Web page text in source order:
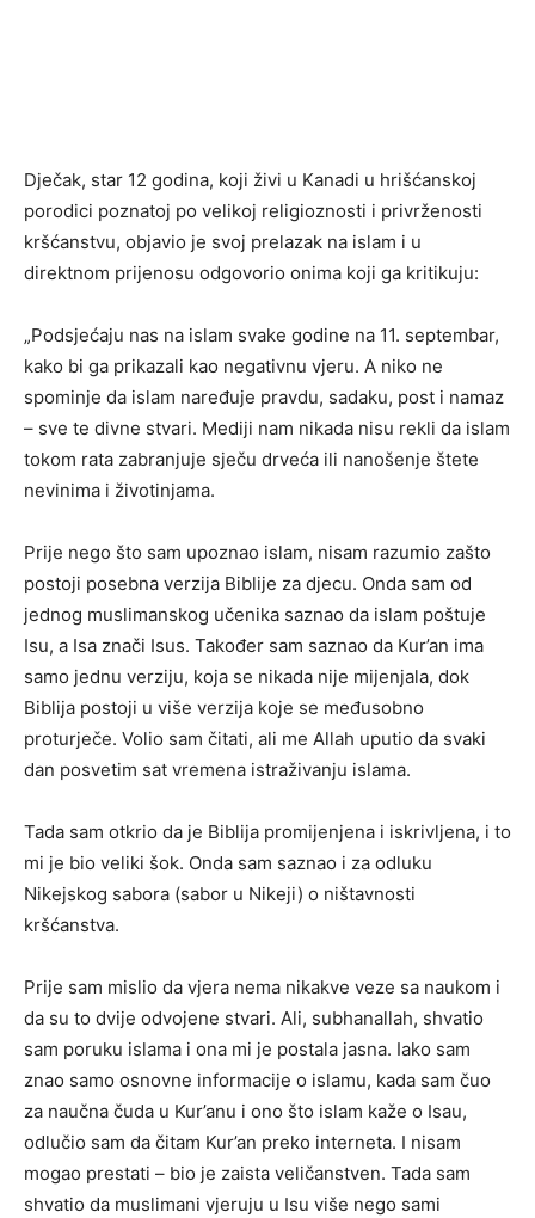
Dječak, star 12 godina, koji živi u Kanadi u hrišćanskoj
porodici poznatoj po velikoj religioznosti i privrženosti
kršćanstvu, objavio je svoj prelazak na islam i u
direktnom prijenosu odgovorio onima koji ga kritikuju:
„Podsjećaju nas na islam svake godine na 11. septembar,
kako bi ga prikazali kao negativnu vjeru. A niko ne
spominje da islam naređuje pravdu, sadaku, post i namaz
– sve te divne stvari. Mediji nam nikada nisu rekli da islam
tokom rata zabranjuje sječu drveća ili nanošenje štete
nevinima i životinjama.
Prije nego što sam upoznao islam, nisam razumio zašto
postoji posebna verzija Biblije za djecu. Onda sam od
jednog muslimanskog učenika saznao da islam poštuje
Isu, a Isa znači Isus. Također sam saznao da Kur’an ima
samo jednu verziju, koja se nikada nije mijenjala, dok
Biblija postoji u više verzija koje se međusobno
proturječe. Volio sam čitati, ali me Allah uputio da svaki
dan posvetim sat vremena istraživanju islama.
Tada sam otkrio da je Biblija promijenjena i iskrivljena, i to
mi je bio veliki šok. Onda sam saznao i za odluku
Nikejskog sabora (sabor u Nikeji) o ništavnosti
kršćanstva.
Prije sam mislio da vjera nema nikakve veze sa naukom i
da su to dvije odvojene stvari. Ali, subhanallah, shvatio
sam poruku islama i ona mi je postala jasna. Iako sam
znao samo osnovne informacije o islamu, kada sam čuo
za naučna čuda u Kur’anu i ono što islam kaže o Isau,
odlučio sam da čitam Kur’an preko interneta. I nisam
mogao prestati – bio je zaista veličanstven. Tada sam
shvatio da muslimani vjeruju u Isu više nego sami